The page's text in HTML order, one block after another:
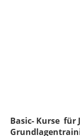
Basic- Kurse für